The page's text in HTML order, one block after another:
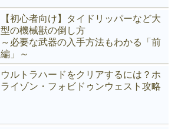
【初心者向け】タイドリッパーなど大
型の機械獣の倒し方
～必要な武器の入手方法もわかる「前
編」～
ウルトラハードをクリアするには？ホ
ライゾン・フォビドゥンウェスト攻略